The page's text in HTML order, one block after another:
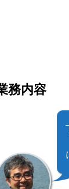
務内容